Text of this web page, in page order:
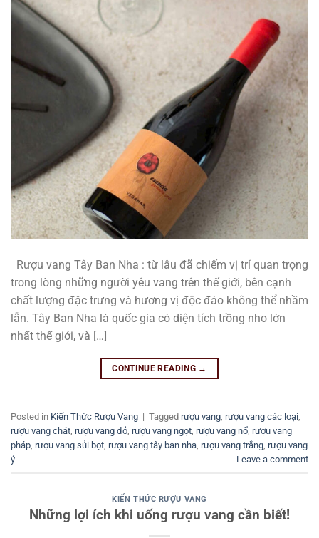
Rượu vang Tây Ban Nha : từ lâu đã chiếm vị trí quan trọng
trong lòng những người yêu vang trên thế giới, bên cạnh
chất lượng đặc trưng và hương vị độc đáo không thể nhầm
lẫn. Tây Ban Nha là quốc gia có diện tích trồng nho lớn
nhất thế giới, và […]
CONTINUE READING →
Posted in Kiến Thức Rượu Vang | Tagged rượu vang, rượu vang các loại,
rượu vang chát, rượu vang đỏ, rượu vang ngọt, rượu vang nổ, rượu vang
pháp, rượu vang sủi bọt, rượu vang tây ban nha, rượu vang trắng, rượu vang
ý
Leave a comment
KIẾN THỨC RƯỢU VANG
Những lợi ích khi uống rượu vang cần biết!